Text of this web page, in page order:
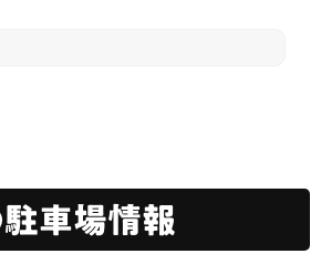
駐車場情報